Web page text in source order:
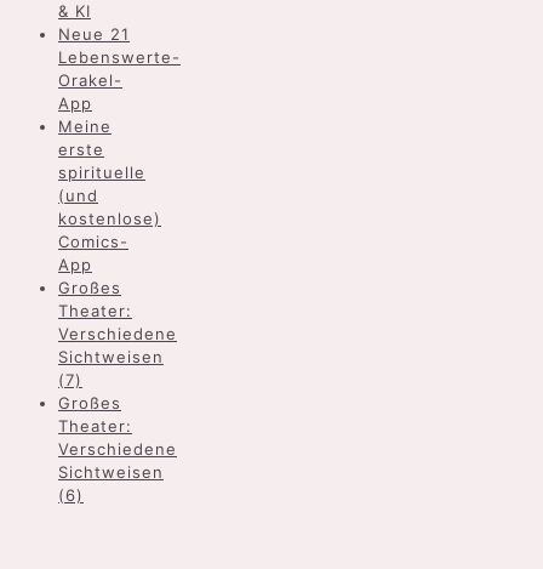
& KI
Neue 21
Lebenswerte-
Orakel-
App
Meine
erste
spirituelle
(und
kostenlose)
Comics-
App
Großes
Theater:
Verschiedene
Sichtweisen
(7)
Großes
Theater:
Verschiedene
Sichtweisen
(6)